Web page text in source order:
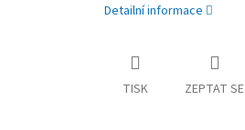
Detailní informace
TISK ZEPTAT SE